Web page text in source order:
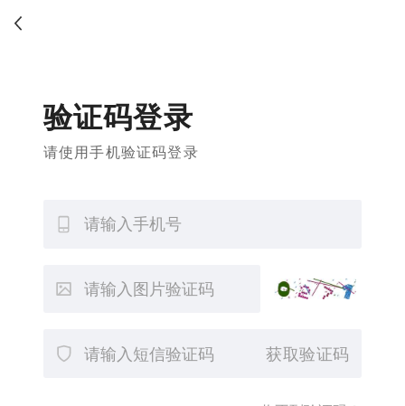
验证码登录
请使用手机验证码登录
获取验证码